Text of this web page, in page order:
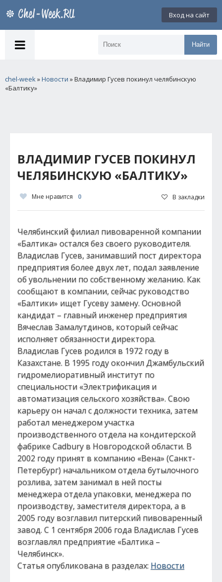
Вход на сайт
Найти
chel-week»Новости » Владимир Гусев покинул челябинскую
«Балтику»
ВЛАДИМИР ГУСЕВ ПОКИНУЛ
ЧЕЛЯБИНСКУЮ «БАЛТИКУ»
Мне нравится 0 В закладки
Челябинский филиал пивоваренной компании
«Балтика» остался без своего руководителя.
Владислав Гусев, занимавший пост директора
предприятия более двух лет, подал заявление
об увольнении по собственному желанию. Как
сообщают в компании, сейчас руководство
«Балтики» ищет Гусеву замену. Основной
кандидат – главный инженер предприятия
Вячеслав Замалутдинов, который сейчас
исполняет обязанности директора.
Владислав Гусев родился в 1972 году в
Казахстане. В 1995 году окончил Джамбульский
гидромелиоративный институт по
специальности «Электрификация и
автоматизация сельского хозяйства». Свою
карьеру он начал с должности техника, затем
работал менеджером участка
производственного отдела на кондитерской
фабрике Cadbury в Новгородской области. В
2002 году принят в компанию «Вена» (Санкт-
Петербург) начальником отдела бутылочного
розлива, затем занимал в ней посты
менеджера отдела упаковки, менеджера по
производству, заместителя директора, а в
2005 году возглавил питерский пивоваренный
завод. С 1 сентября 2006 года Владислав Гусев
возглавлял предприятие «Балтика –
Челябинск».
Статья опубликована в разделах: Новости